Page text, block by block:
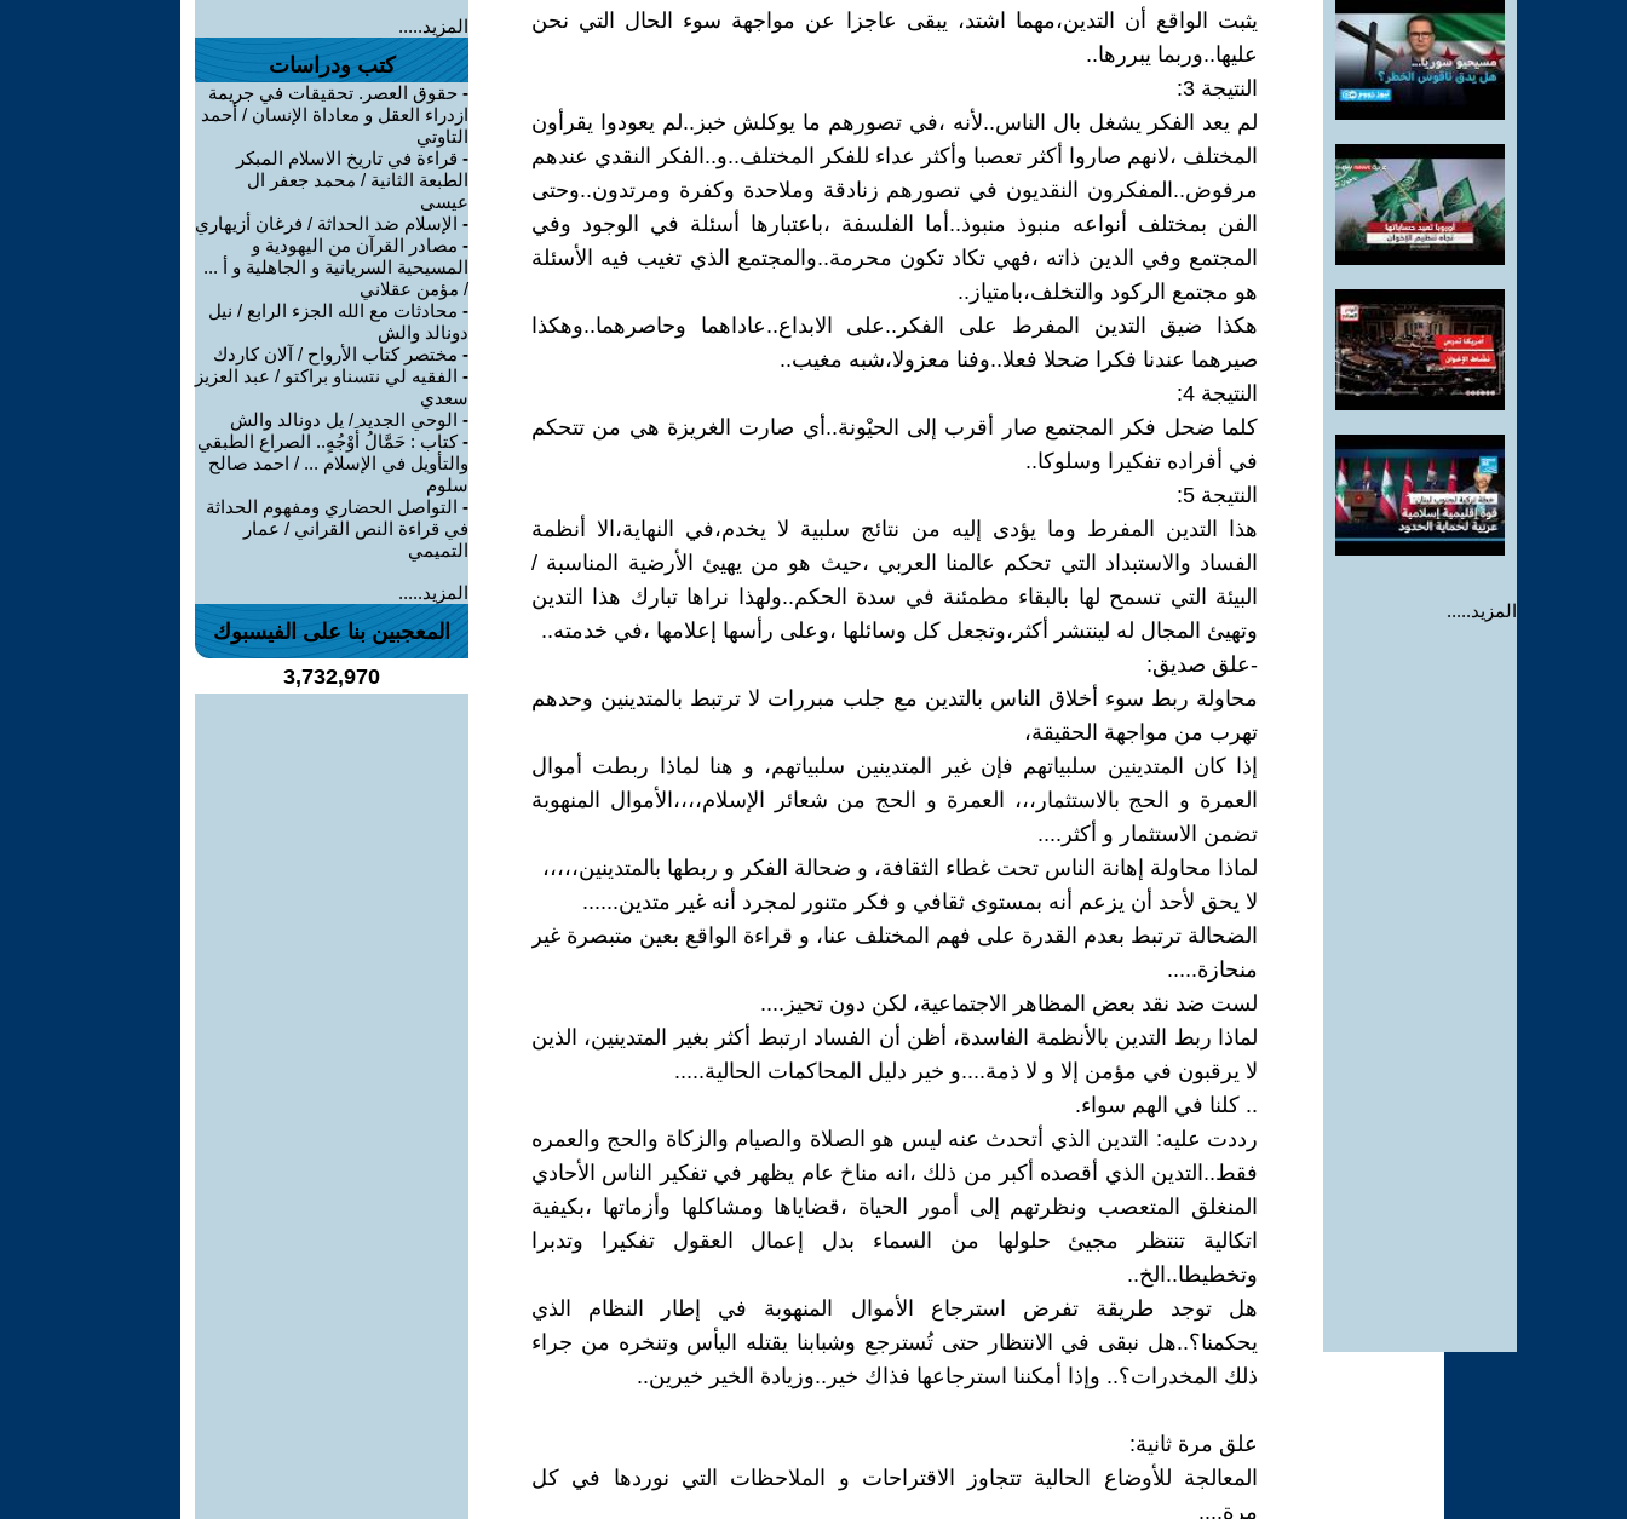
المزيد.....
يثبت الواقع أن التدين،مهما اشتد، يبقى عاجزا عن مواجهة سوء الحال التي نحن
عليها..وربما يبررها..
النتيجة 3:
لم يعد الفكر يشغل بال الناس..لأنه ،في تصورهم ما يوكلش خبز..لم يعودوا يقرأون
المختلف ،لانهم صاروا أكثر تعصبا وأكثر عداء للفكر المختلف..و..الفكر النقدي عندهم
مرفوض..المفكرون النقديون في تصورهم زنادقة وملاحدة وكفرة ومرتدون..وحتى
الفن بمختلف أنواعه منبوذ منبوذ..أما الفلسفة ،باعتبارها أسئلة في الوجود وفي
المجتمع وفي الدين ذاته ،فهي تكاد تكون محرمة..والمجتمع الذي تغيب فيه الأسئلة
هو مجتمع الركود والتخلف،بامتياز..
هكذا ضيق التدين المفرط على الفكر..على الابداع..عاداهما وحاصرهما..وهكذا
صيرهما عندنا فكرا ضحلا فعلا..وفنا معزولا،شبه مغيب..
النتيجة 4:
كلما ضحل فكر المجتمع صار أقرب إلى الحيْونة..أي صارت الغريزة هي من تتحكم
في أفراده تفكيرا وسلوكا..
النتيجة 5:
هذا التدين المفرط وما يؤدى إليه من نتائج سلبية لا يخدم،في النهاية،الا أنظمة
الفساد والاستبداد التي تحكم عالمنا العربي ،حيث هو من يهيئ الأرضية المناسبة /
البيئة التي تسمح لها بالبقاء مطمئنة في سدة الحكم..ولهذا نراها تبارك هذا التدين
وتهيئ المجال له لينتشر أكثر،وتجعل كل وسائلها ،وعلى رأسها إعلامها ،في خدمته..
-علق صديق:
محاولة ربط سوء أخلاق الناس بالتدين مع جلب مبررات لا ترتبط بالمتدينين وحدهم
تهرب من مواجهة الحقيقة،
إذا كان المتدينين سلبياتهم فإن غير المتدينين سلبياتهم، و هنا لماذا ربطت أموال
العمرة و الحج بالاستثمار،،، العمرة و الحج من شعائر الإسلام،،،،الأموال المنهوبة
تضمن الاستثمار و أكثر....
لماذا محاولة إهانة الناس تحت غطاء الثقافة، و ضحالة الفكر و ربطها بالمتدينين،،،،،
لا يحق لأحد أن يزعم أنه بمستوى ثقافي و فكر متنور لمجرد أنه غير متدين......
الضحالة ترتبط بعدم القدرة على فهم المختلف عنا، و قراءة الواقع بعين متبصرة غير
منحازة.....
لست ضد نقد بعض المظاهر الاجتماعية، لكن دون تحيز....
لماذا ربط التدين بالأنظمة الفاسدة، أظن أن الفساد ارتبط أكثر بغير المتدينين، الذين
لا يرقبون في مؤمن إلا و لا ذمة....و خير دليل المحاكمات الحالية.....
.. كلنا في الهم سواء.
رددت عليه: التدين الذي أتحدث عنه ليس هو الصلاة والصيام والزكاة والحج والعمره
فقط..التدين الذي أقصده أكبر من ذلك ،انه مناخ عام يظهر في تفكير الناس الأحادي
المنغلق المتعصب ونظرتهم إلى أمور الحياة ،قضاياها ومشاكلها وأزماتها ،بكيفية
اتكالية تنتظر مجيئ حلولها من السماء بدل إعمال العقول تفكيرا وتدبرا
وتخطيطا..الخ..
هل توجد طريقة تفرض استرجاع الأموال المنهوبة في إطار النظام الذي
يحكمنا؟..هل نبقى في الانتظار حتى تُسترجع وشبابنا يقتله اليأس وتنخره من جراء
ذلك المخدرات؟.. وإذا أمكننا استرجاعها فذاك خير..وزيادة الخير خيرين..
علق مرة ثانية:
المعالجة للأوضاع الحالية تتجاوز الاقتراحات و الملاحظات التي نوردها في كل
مرة....
المزيد.....
كتب ودراسات
- حقوق العصر. تحقيقات في جريمة
ازدراء العقل و معاداة الإنسان / أحمد
التاوتي
- قراءة في تاريخ الاسلام المبكر
الطبعة الثانية / محمد جعفر ال
عيسى
- الإسلام ضد الحداثة / فرغان أزيهاري
- مصادر القرآن من اليهودية و
المسيحية السريانية و الجاهلية و أ ...
/ مؤمن عقلاني
- محادثات مع الله الجزء الرابع / نيل
دونالد والش
- مختصر كتاب الأرواح / آلان كاردك
- الفقيه لي نتسناو براكتو / عبد العزيز
سعدي
- الوحي الجديد / يل دونالد والش
-كتاب : حَمَّالُ أَوْجُهٍ.. الصراع الطبقي
والتأويل في الإسلام ... / احمد صالح
سلوم
- التواصل الحضاري ومفهوم الحداثة
في قراءة النص القراني / عمار
التميمي
المزيد.....
المعجبين بنا على الفيسبوك
3,732,970